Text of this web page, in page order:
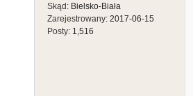
Skąd: Bielsko-Biała
Zarejestrowany: 2017-06-15
Posty: 1,516